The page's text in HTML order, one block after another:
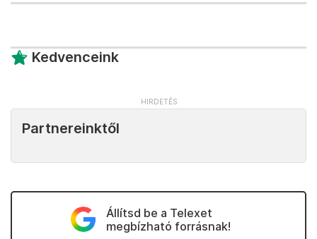
Kedvenceink
Partnereinktől
Állítsd be a Telexet
megbízható forrásnak!